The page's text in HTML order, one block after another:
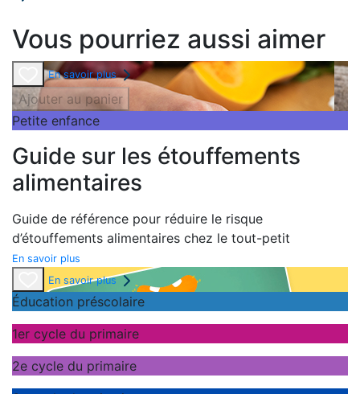
Vous pourriez aussi aimer
En savoir plus
Ajouter au panier
Petite enfance
Guide sur les étouffements
alimentaires
Guide de référence pour réduire le risque
d’étouffements alimentaires chez le tout-petit
En savoir plus
En savoir plus
Éducation préscolaire
1er cycle du primaire
2e cycle du primaire